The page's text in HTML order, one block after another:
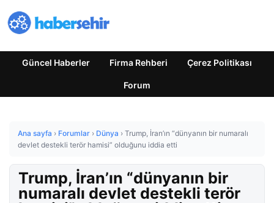
Güncel Haberler Firma Rehberi Çerez Politikası
Forum
Ana sayfa › Forumlar › Dünya › Trump, İran’ın “dünyanın bir numaralı
devlet destekli terör hamisi” olduğunu iddia etti
Trump, İran’ın “dünyanın bir
numaralı devlet destekli terör